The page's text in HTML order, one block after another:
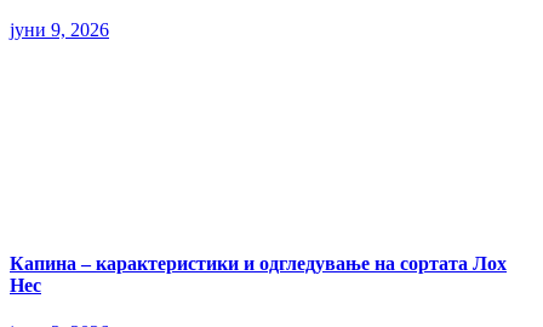
јуни 9, 2026
Капина – карактеристики и одгледување на сортата Лох
Нес